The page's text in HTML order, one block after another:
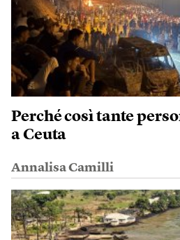
Perché così tante
a Ceuta
Annalisa Camilli